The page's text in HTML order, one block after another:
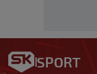
SPORT